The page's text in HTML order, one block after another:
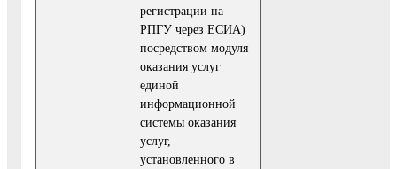
регистрации на
РПГУ через ЕСИА)
посредством модуля
оказания услуг
единой
информационной
системы оказания
услуг,
установленного в